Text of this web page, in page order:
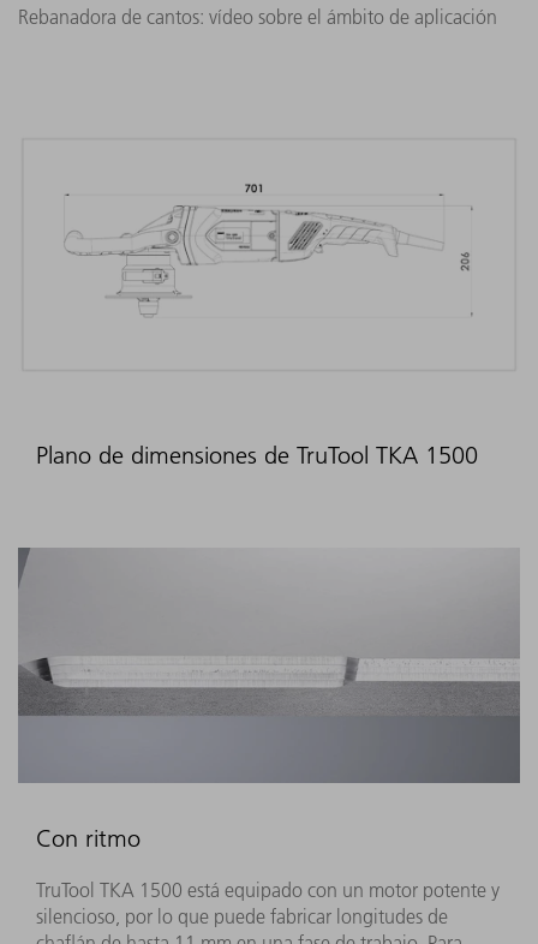
Rebanadora de cantos: vídeo sobre el ámbito de aplicación
Plano de dimensiones de TruTool TKA 1500
Con ritmo
TruTool TKA 1500 está equipado con un motor potente y
silencioso, por lo que puede fabricar longitudes de